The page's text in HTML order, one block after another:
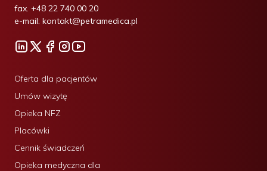
fax. +48 22 740 00 20
e-mail: kontakt@petramedica.pl
Oferta dla pacjentów
Umów wizytę
Opieka NFZ
Placówki
Cennik świadczeń
Opieka medyczna dla